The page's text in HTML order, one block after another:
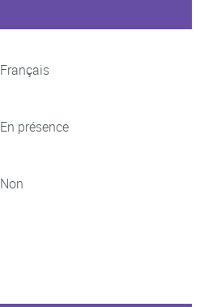
Français
En présence
Non